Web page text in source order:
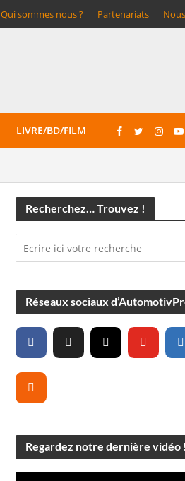
Qui sommes nous ? Partenariats
LIVRE/BD/FILM
Recherchez… Trouvez !
Réseaux sociaux
Regardez notre dernière vidéo !